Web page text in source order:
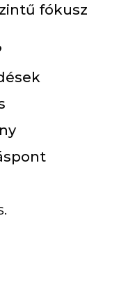
fókusz